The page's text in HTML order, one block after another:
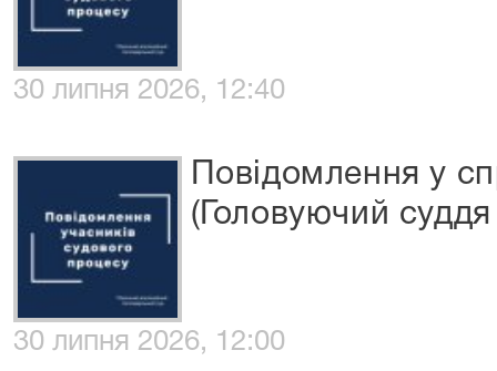
30 липня 2026, 12:40
Повідомлення у
(Головуючий
30 липня 2026, 12:00